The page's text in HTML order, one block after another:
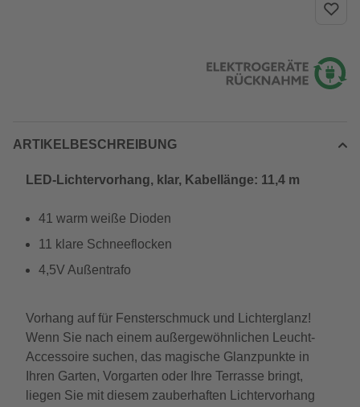
ARTIKELBESCHREIBUNG
LED-Lichtervorhang, klar, Kabellänge: 11,4 m
41 warm weiße Dioden
11 klare Schneeflocken
4,5V Außentrafo
Vorhang auf für Fensterschmuck und Lichterglanz!
Wenn Sie nach einem außergewöhnlichen Leucht-
Accessoire suchen, das magische Glanzpunkte in
Ihren Garten, Vorgarten oder Ihre Terrasse bringt,
liegen Sie mit diesem zauberhaften Lichtervorhang